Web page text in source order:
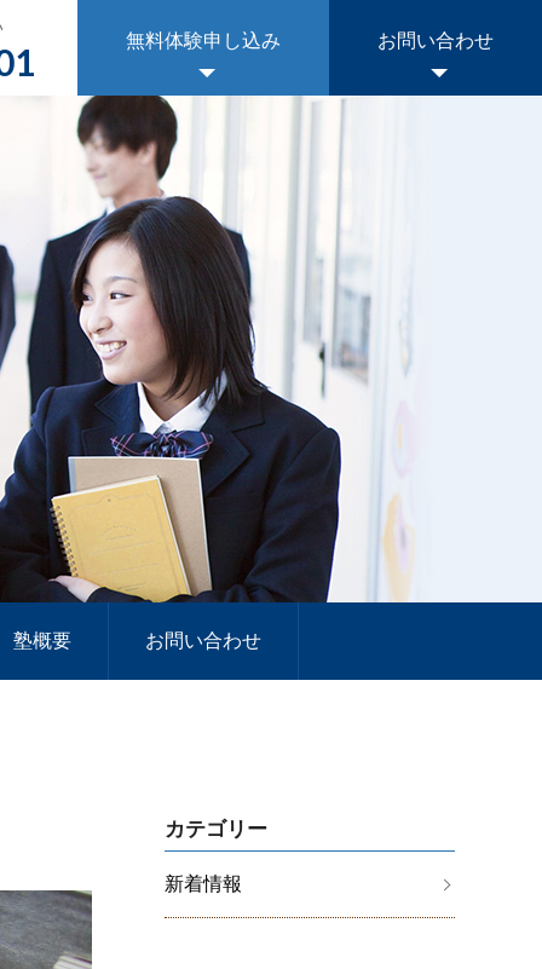
無料体験申し込み お問い合わせ
塾概要 お問い合わせ
カテゴリー
新着情報